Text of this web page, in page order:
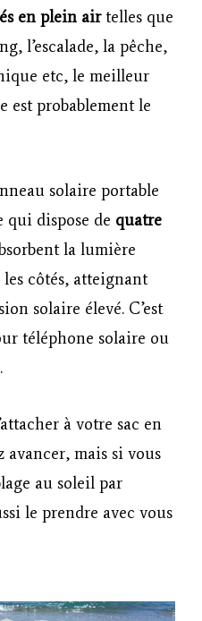
en plein airtelles que
l’escalade, la pêche,
etc, le meilleur
est probablement le
solaire portable
qui dispose de quatre
la lumière
côtés, atteignant
solaire élevé. C’est
téléphone solaire ou
à votre sac en
avancer, mais si vous
au soleil par
le prendre avec vous